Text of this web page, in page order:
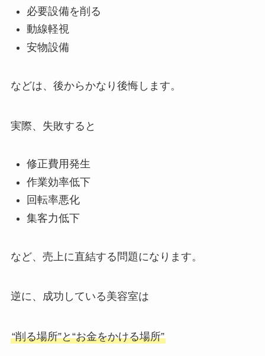
必要設備を削る
動線軽視
安物設備
などは、後からかなり後悔します。
実際、失敗すると
修正費用発生
作業効率低下
回転率悪化
集客力低下
など、売上に直結する問題になります。
逆に、成功している美容室は
“削る場所”と“お金をかける場所”